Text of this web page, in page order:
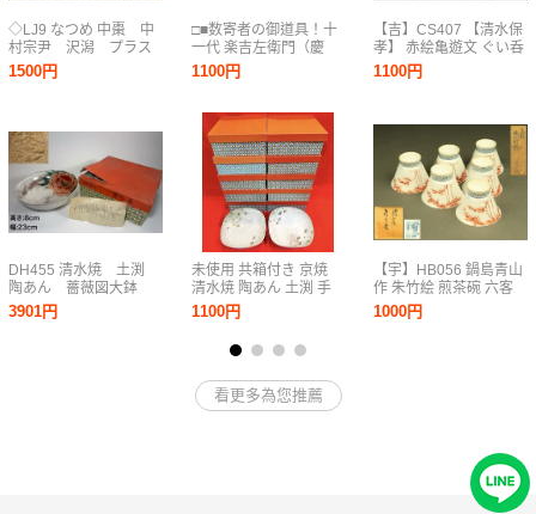
◇LJ9 なつめ 中棗 中
村宗尹 沢潟 プラス
チック製 共箱付き
茶道 茶道具◇T
1500円
DH455 清水焼 土渕
陶あん 薔薇図大鉢
菓子鉢 茶道具 手描
き 色絵 幅23cm
3901円
□■数寄者の御道具！十
一代 楽吉左衛門（慶
入） 真取壷 芯取
壷 赤楽蓋小鉢 様々
亭 割烹
1100円
未使用 共箱付き 京焼
清水焼 陶あん 土渕 手
書き 色絵 金彩 10点 ま
とめて 茶碗 鉢 皿 花か
1100円
【吉】CS407 【清水保
孝】 赤絵亀遊文 ぐい呑
盃／共箱付 未使用品！
1100円
【宇】HB056 鍋島青山
作 朱竹絵 煎茶碗 六客
共箱 煎茶道具
1000円
看更多為您推薦